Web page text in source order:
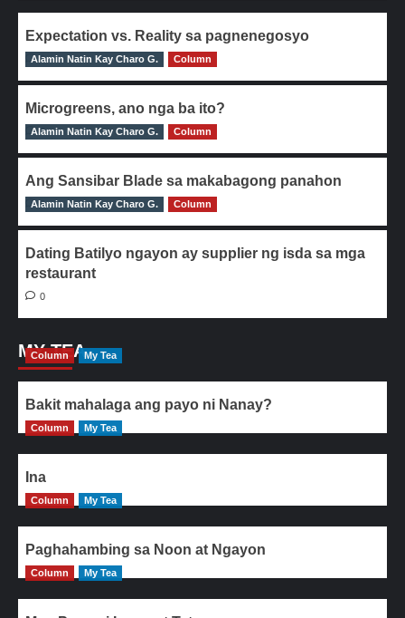
Expectation vs. Reality sa pagnenegosyo
0
Alamin Natin Kay Charo G. Column
Microgreens, ano nga ba ito?
0
Alamin Natin Kay Charo G. Column
Ang Sansibar Blade sa makabagong panahon
0
Alamin Natin Kay Charo G. Column
Dating Batilyo ngayon ay supplier ng isda sa mga
restaurant
0
MY TEA
Column My Tea
Bakit mahalaga ang payo ni Nanay?
Column My Tea
Ina
Column My Tea
Paghahambing sa Noon at Ngayon
Column My Tea